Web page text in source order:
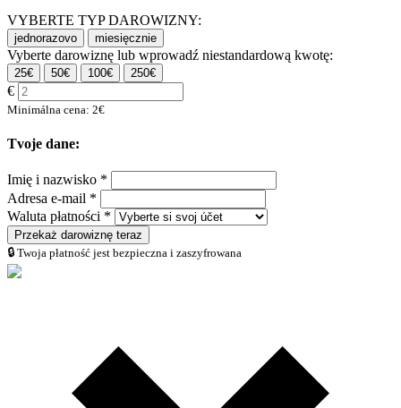
VYBERTE TYP DAROWIZNY:
jednorazovo miesięcznie
Vyberte darowiznę lub wprowadź niestandardową kwotę:
25€ 50€ 100€ 250€
€
Minimálna cena: 2€
Tvoje dane:
Imię i nazwisko *
Adresa e-mail *
Waluta płatności *
Przekaż darowiznę teraz
🔒 Twoja płatność jest bezpieczna i zaszyfrowana